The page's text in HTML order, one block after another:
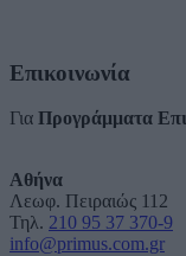
Επικοινωνία
Για Προγράμματα
Αθήνα
Λεωφ. Πειραιώς 112
Τηλ. 210 95 37 370-9
info@primus.com.gr